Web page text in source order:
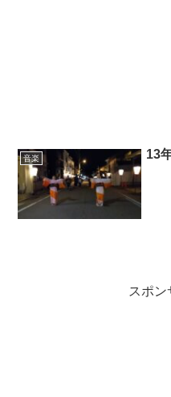
音楽 13
スポン